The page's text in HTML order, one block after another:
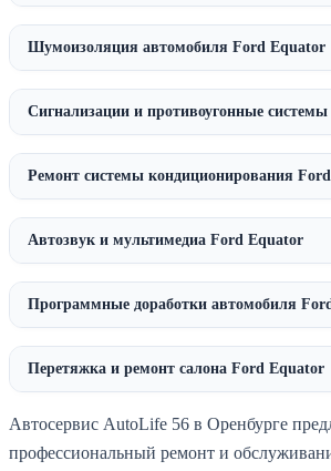
Шумоизоляция автомобиля Ford Equator
Сигнализации и противоугонные
Ремонт системы кондиционирования
Автозвук и мультимедиа Ford Equator
Программные доработки автомобиля
Перетяжка и ремонт салона Ford Equator
Автосервис AutoLife 56 в Оренбурге
профессиональный ремонт и